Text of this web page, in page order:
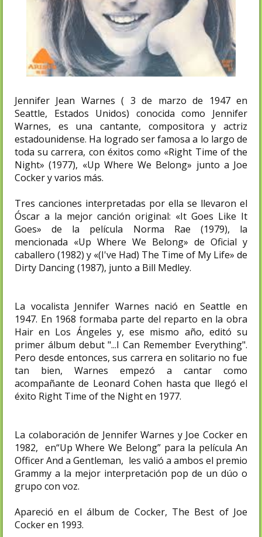
Jennifer Jean Warnes ( 3 de marzo de 1947 en
Seattle, Estados Unidos) conocida como Jennifer
Warnes, es una cantante, compositora y actriz
estadounidense. Ha logrado ser famosa a lo largo de
toda su carrera, con éxitos como «Right Time of the
Night» (1977), «Up Where We Belong» junto a Joe
Cocker y varios más.
Tres canciones interpretadas por ella se llevaron el
Óscar a la mejor canción original: «It Goes Like It
Goes» de la película Norma Rae (1979), la
mencionada «Up Where We Belong» de Oficial y
caballero (1982) y «(I've Had) The Time of My Life» de
Dirty Dancing (1987), junto a Bill Medley.
La vocalista Jennifer Warnes nació en Seattle en
1947. En 1968 formaba parte del reparto en la obra
Hair en Los Ángeles y, ese mismo año, editó su
primer álbum debut "...I Can Remember Everything".
Pero desde entonces, sus carrera en solitario no fue
tan bien, Warnes empezó a cantar como
acompañante de Leonard Cohen hasta que llegó el
éxito Right Time of the Night en 1977.
La colaboración de Jennifer Warnes y Joe Cocker en
1982, en“Up Where We Belong” para la película An
Officer And a Gentleman, les valió a ambos el premio
Grammy a la mejor interpretación pop de un dúo o
grupo con voz.
Apareció en el álbum de Cocker, The Best of Joe
Cocker en 1993.